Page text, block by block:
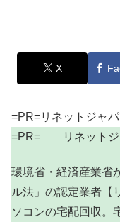
X
=PR=リネットジャ
=PR= リネットジ
環境省・経済産業省
ル法」の認定業者【
ソコンの宅配回収。